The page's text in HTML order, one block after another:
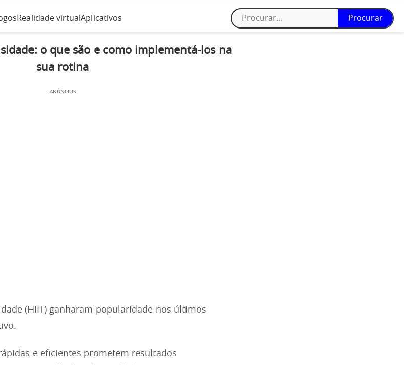
Realidade virtual Aplicativos
o que são e como implementá-los na
sua rotina
ANÚNCIOS
(HIIT) ganharam popularidade nos últimos
e eficientes prometem resultados